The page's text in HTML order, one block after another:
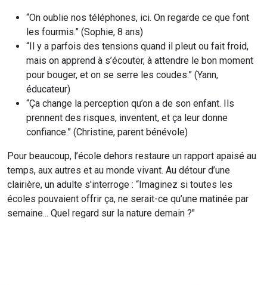
“On oublie nos téléphones, ici. On regarde ce que font
les fourmis.” (Sophie, 8 ans)
“Il y a parfois des tensions quand il pleut ou fait froid,
mais on apprend à s’écouter, à attendre le bon moment
pour bouger, et on se serre les coudes.” (Yann,
éducateur)
“Ça change la perception qu’on a de son enfant. Ils
prennent des risques, inventent, et ça leur donne
confiance.” (Christine, parent bénévole)
Pour beaucoup, l’école dehors restaure un rapport apaisé au
temps, aux autres et au monde vivant. Au détour d’une
clairière, un adulte s'interroge : “Imaginez si toutes les
écoles pouvaient offrir ça, ne serait-ce qu’une matinée par
semaine... Quel regard sur la nature demain ?"